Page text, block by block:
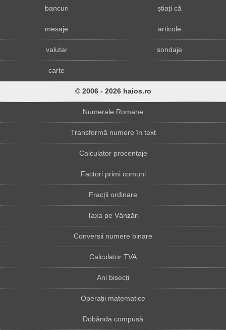
bancuri știați că
mesaje articole
valutar sondaje
carte
© 2006 - 2026 haios.ro
Numerale Romane
Transformă numere în text
Calculator procentaje
Factori primi comuni
Fracții ordinare
Taxa pe Vânzări
Conversii numere binare
Calculator TVA
Ani bisecți
Operații matematice
Dobânda compusă